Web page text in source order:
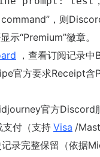
，则
示“Premium”徽章。
，查看订阅记录
官方要求Receipt
官方
付（支持 Visa /
录完整保留（依据